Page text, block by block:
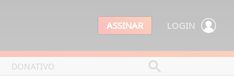
ASSINAR LOGIN
DONATIVO